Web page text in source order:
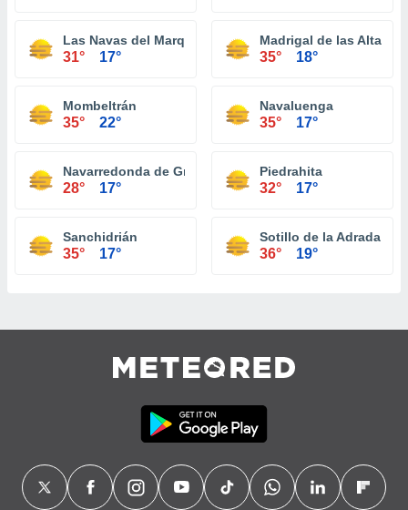
Las Navas del Marqués
31° 17°
Madrigal de las Altas
35° 18°
Mombeltrán
35° 22°
Navaluenga
35° 17°
Navarredonda de Gredos
28° 17°
Piedrahita
32° 17°
Sanchidrián
35° 17°
Sotillo de la Adrada
36° 19°